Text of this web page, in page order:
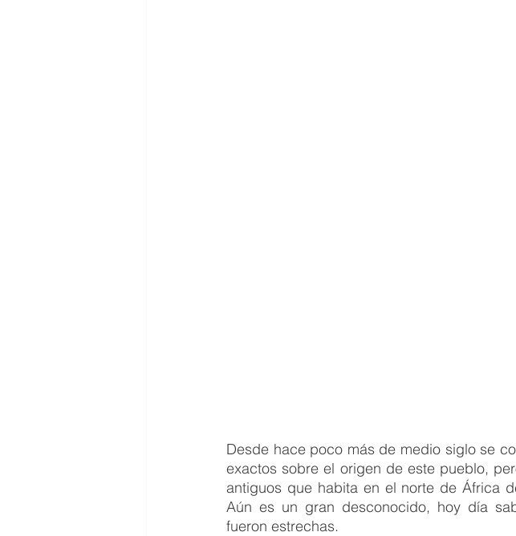
Desde hace poco más de medio siglo se
exactos sobre el origen de este pueblo,
antiguos que habita en el norte de África
Aún es un gran desconocido, hoy día
fueron estrechas.